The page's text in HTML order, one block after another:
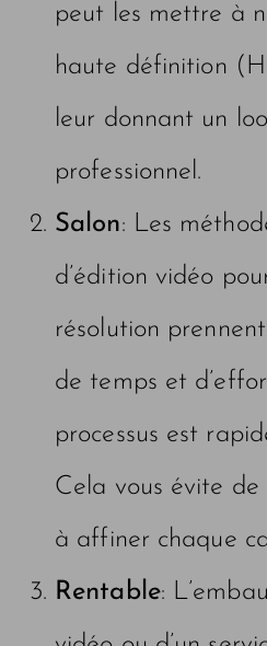
peut les mettre à
haute définition
leur donnant un
professionnel.
Salon: Les
d’édition vidéo
résolution
de temps et
processus est
Cela vous évite de
à affiner chaque
Rentable: